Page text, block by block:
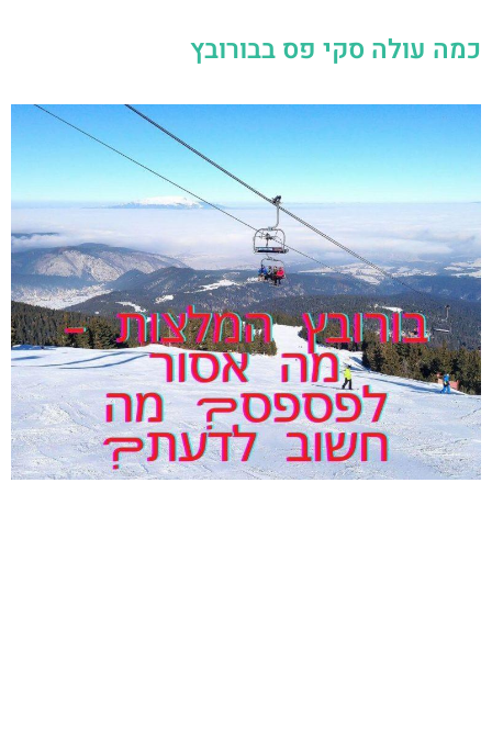
כמה עולה סקי פס בבורובץ